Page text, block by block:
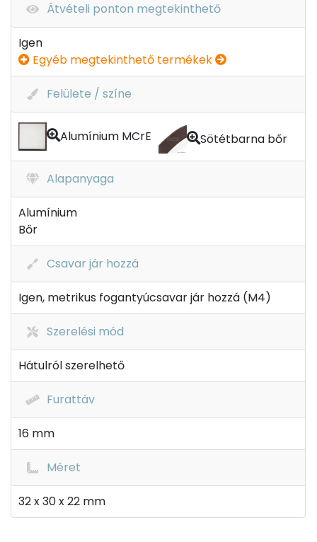
Átvételi ponton megtekinthető
Igen
Egyéb megtekinthető termékek
Felülete / színe
Alumínium MCrE Sötétbarna bőr
Alapanyaga
Alumínium
Bőr
Csavar jár hozzá
Igen, metrikus fogantyúcsavar jár hozzá (M4)
Szerelési mód
Hátulról szerelhető
Furattáv
16 mm
Méret
32 x 30 x 22 mm